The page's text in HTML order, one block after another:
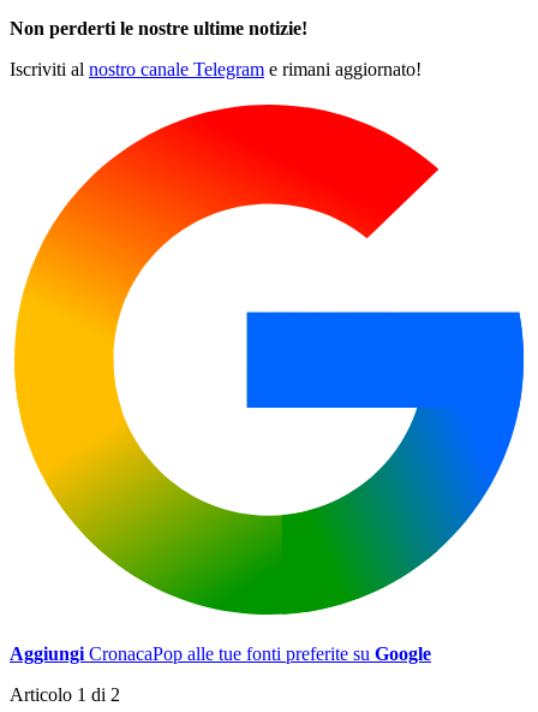
Non perderti le nostre ultime notizie!
Iscriviti al nostro canale Telegram e rimani aggiornato!
Aggiungi CronacaPop alle tue fonti preferite su Google
Articolo 1 di 2